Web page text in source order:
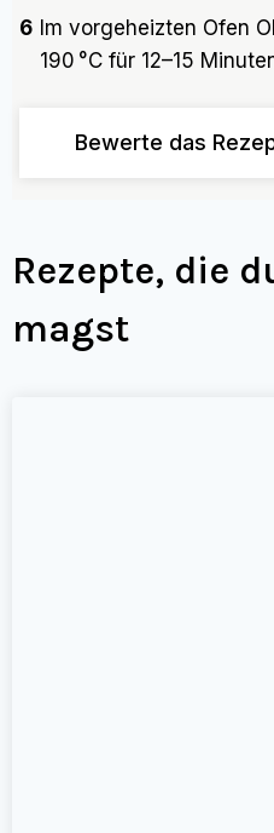
6 Im vorgeheizten Ofen
190 °C für 12–15
Bewerte das
Rezepte, die
magst